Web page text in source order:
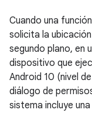
Cuando una
solicita la
segundo plano, en
dispositivo que
Android 10 (nivel
diálogo de
sistema incluye